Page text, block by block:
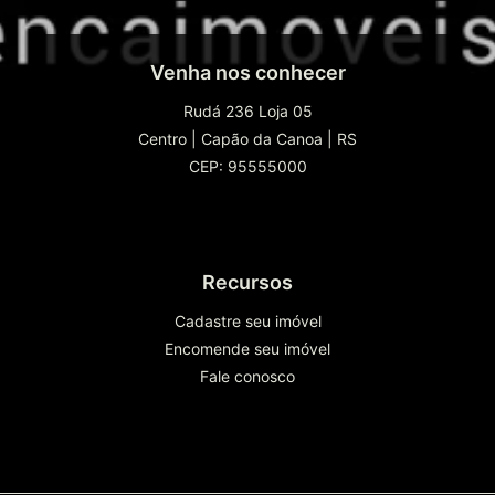
Venha nos conhecer
Rudá 236 Loja 05
Centro
Capão da Canoa
RS
CEP: 95555000
Recursos
Cadastre seu imóvel
Encomende seu imóvel
Fale conosco